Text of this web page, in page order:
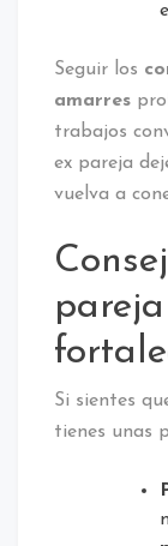
Seguir los
amarres
trabajos
ex pareja
vuelva a
Si sientes
tienes unas